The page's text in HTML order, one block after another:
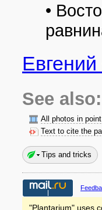
•
See also:
All photos in point
Text to cite the
Tips and tricks
"Plantarium" uses